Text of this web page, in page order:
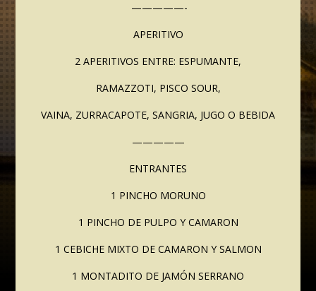
—————-
APERITIVO
2 APERITIVOS ENTRE: ESPUMANTE,
RAMAZZOTI, PISCO SOUR,
VAINA, ZURRACAPOTE, SANGRIA, JUGO O BEBIDA
—————
ENTRANTES
1 PINCHO MORUNO
1 PINCHO DE PULPO Y CAMARON
1 CEBICHE MIXTO DE CAMARON Y SALMON
1 MONTADITO DE JAMÓN SERRANO